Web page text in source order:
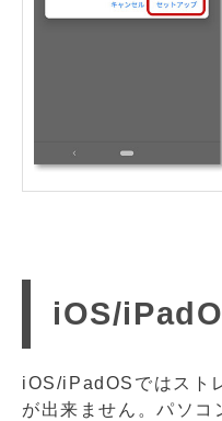
iOS/
iOS/iPadOSではスト
が出来ません。パソコ